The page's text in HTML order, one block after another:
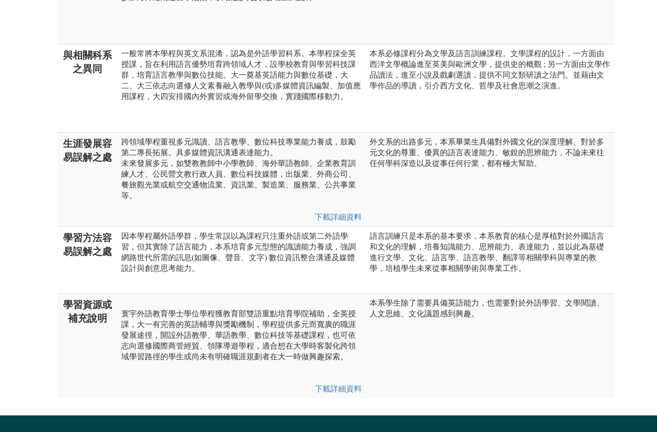
與相關科系
之異同
一般常將本學程與英文系混淆，認為是外語學習科系。本學程採全英
授課，旨在利用語言優勢培育跨領域人才，設學校教育與學習科技課
群，培育語言教學與數位技能。大一奠基英語能力與數位基礎，大
二、大三依志向選修人文素養融入教學與(或)多媒體資訊編製、加值應
用課程，大四安排國內外實習或海外留學交換，實踐國際移動力。
本系必修課程分為文學及語言訓練課程。文學課程的設計，一方面由
西洋文學概論進至英美與歐洲文學，提供史的概觀 ; 另一方面由文學作
品讀法，進至小說及戲劇選讀，提供不同文類研讀之法門。並藉由文
學作品的導讀，引介西方文化、哲學及社會思潮之演進。
生涯發展容
易誤解之處
跨領域學程重視多元識讀、語言教學、數位科技專業能力養成，鼓勵
第二專長拓展。具多媒體資訊溝通表達能力。
未來發展多元，如雙教教師中小學教師、海外華語教師、企業教育訓
練人才、公民營文教行政人員、數位科技媒體，出版業、外商公司、
餐旅觀光業或航空交通物流業、資訊業、製造業、服務業、公共事業
等。
下載詳細資料
外文系的出路多元，本系畢業生具備對外國文化的深度理解、對於多
元文化的尊重、優異的語言表達能力、敏銳的思辨能力，不論未來往
任何學科深造以及從事任何行業，都有極大幫助。
學習方法容
易誤解之處
因本學程屬外語學群，學生常誤以為課程只注重外語或第二外語學
習，但其實除了語言能力，本系培育多元型態的識讀能力養成，強調
網路世代所需的訊息(如圖像、聲音、文字) 數位資訊整合溝通及媒體
設計與創意思考能力。
語言訓練只是本系的基本要求，本系教育的核心是厚植對於外國語言
和文化的理解，培養知識能力、思辨能力、表達能力，並以此為基礎
進行文學、文化、語言學、語言教學、翻譯等相關學科與專業的教
學，培植學生未來從事相關學術與專業工作。
學習資源或
補充說明
寰宇外語教育學士學位學程獲教育部雙語重點培育學院補助，全英授
課，大一有完善的英語輔導與獎勵機制，學程提供多元而寬廣的職涯
發展途徑，開設外語教學、華語教學、數位科技等基礎課程，也可依
志向選修國際商管經貿、領隊導遊學程，適合想在大學時客製化跨領
域學習路徑的學生或尚未有明確職涯規劃者在大一時做興趣探索。
下載詳細資料
本系學生除了需要具備英語能力，也需要對於外語學習、文學閱讀、
人文思維、文化議題感到興趣。